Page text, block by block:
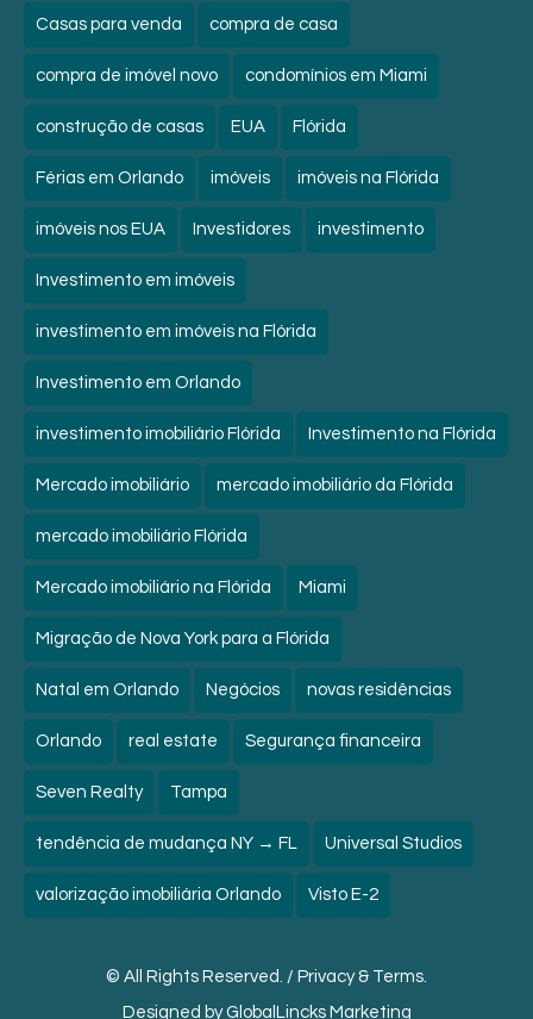
Casas para venda compra de casa
compra de imóvel novo condomínios em Miami
construção de casas EUA Flórida
Férias em Orlando imóveis imóveis na Flórida
imóveis nos EUA Investidores investimento
Investimento em imóveis
investimento em imóveis na Flórida
Investimento em Orlando
investimento imobiliário Flórida Investimento na Flórida
Mercado imobiliário mercado imobiliário da Flórida
mercado imobiliário Flórida
Mercado imobiliário na Flórida Miami
Migração de Nova York para a Flórida
Natal em Orlando Negócios novas residências
Orlando real estate Segurança financeira
Seven Realty Tampa
tendência de mudança NY → FL Universal Studios
valorização imobiliária Orlando Visto E-2
© All Rights Reserved. / Privacy & Terms.
Designed byGlobalLincks Marketing